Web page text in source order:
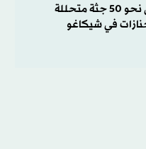
العثور على نحو 50 جثة متحللة
في شيكاغو